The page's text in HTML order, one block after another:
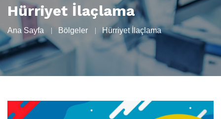
Hürriyet İlaçlama
Ana Sayfa Bölgeler Hürriyet İlaçlama